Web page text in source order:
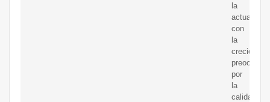
la
actualidad,
con
la
creciente
por
la
calidad